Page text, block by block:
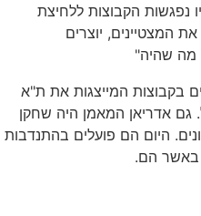
ב-80 דקות ואחריו נפגשות הקבוצות ללחיצת
המצטיינים, יוצרים
מה שהיה"
כעשר שנים בקבוצות המייצגות את ת"א
גם אדריאן המאמן היה שחקן
היום הם פועלים בהתנדבות
באשר הם.